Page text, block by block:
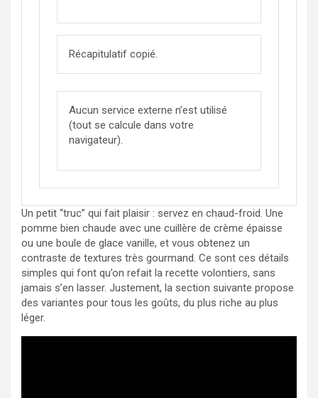
Récapitulatif copié.
Aucun service externe n’est utilisé
(tout se calcule dans votre
navigateur).
Un petit “truc” qui fait plaisir : servez en chaud-froid. Une
pomme bien chaude avec une cuillère de crème épaisse
ou une boule de glace vanille, et vous obtenez un
contraste de textures très gourmand. Ce sont ces détails
simples qui font qu’on refait la recette volontiers, sans
jamais s’en lasser. Justement, la section suivante propose
des variantes pour tous les goûts, du plus riche au plus
léger.